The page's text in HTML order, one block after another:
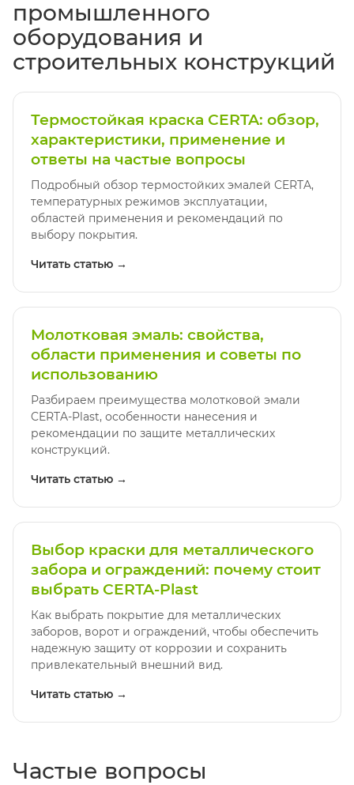
промышленного
оборудования и
строительных конструкций
Термостойкая краска CERTA: обзор,
характеристики, применение и
ответы на частые вопросы
Подробный обзор термостойких эмалей CERTA,
температурных режимов эксплуатации,
областей применения и рекомендаций по
выбору покрытия.
Читать статью →
Молотковая эмаль: свойства,
области применения и советы по
использованию
Разбираем преимущества молотковой эмали
CERTA-Plast, особенности нанесения и
рекомендации по защите металлических
конструкций.
Читать статью →
Выбор краски для металлического
забора и ограждений: почему стоит
выбрать CERTA-Plast
Как выбрать покрытие для металлических
заборов, ворот и ограждений, чтобы обеспечить
надежную защиту от коррозии и сохранить
привлекательный внешний вид.
Читать статью →
Частые вопросы